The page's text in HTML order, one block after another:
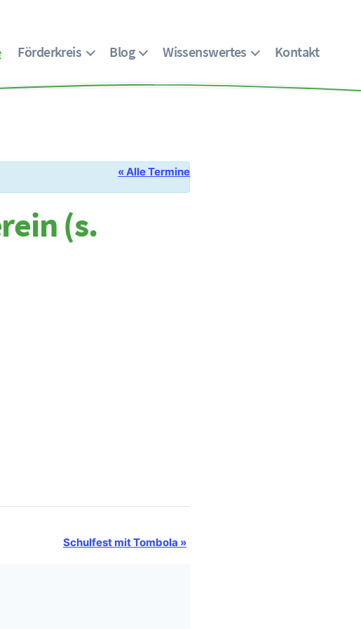
Förderkreis Blog Wissenswertes Kontakt
« Alle Termine
(s.
Schulfest mit Tombola »